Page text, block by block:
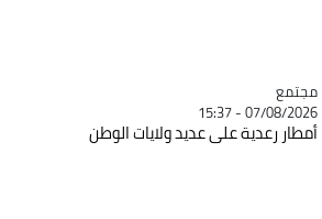
Catégorie
مجتمع
07/08/2026 - 15:37
أمطار رعدية على عديد ولايات الوطن